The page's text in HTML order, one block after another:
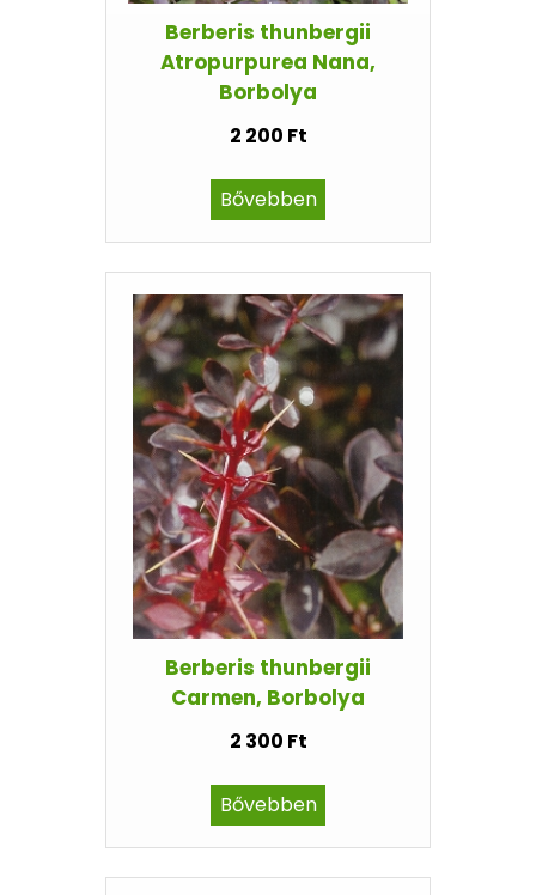
Berberis thunbergii
Atropurpurea Nana,
Borbolya
2 200 Ft
Bővebben
Berberis thunbergii
Carmen, Borbolya
2 300 Ft
Bővebben